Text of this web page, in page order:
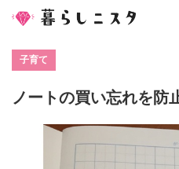
子育て
ノートの買い忘れを防